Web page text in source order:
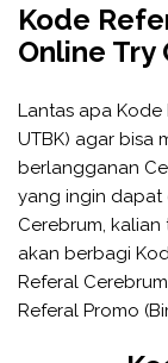
Kode
Online Try
Lantas apa Kode
UTBK) agar bisa
berlangganan
yang ingin dapat
Cerebrum,
akan berbagi
Referal
Referal Promo